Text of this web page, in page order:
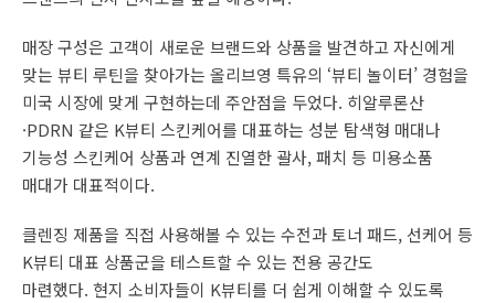
매장 구성은 고객이 새로운 브랜드와 상품을 발견하고 자신에게
맞는 뷰티 루틴을 찾아가는 올리브영 특유의 ‘뷰티 놀이터’ 경험을
미국 시장에 맞게 구현하는데 주안점을 두었다. 히알루론산
·PDRN 같은 K뷰티 스킨케어를 대표하는 성분 탐색형 매대나
기능성 스킨케어 상품과 연계 진열한 괄사, 패치 등 미용소품
매대가 대표적이다.
클렌징 제품을 직접 사용해볼 수 있는 수전과 토너 패드, 선케어 등
K뷰티 대표 상품군을 테스트할 수 있는 전용 공간도
마련했다. 현지 소비자들이 K뷰티를 더 쉽게 이해할 수 있도록